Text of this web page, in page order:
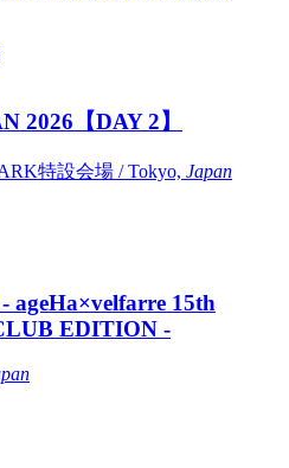
2026【DAY 2】
特設会場 / Tokyo, Japan
ageHa×velfarre 15th
EDITION -